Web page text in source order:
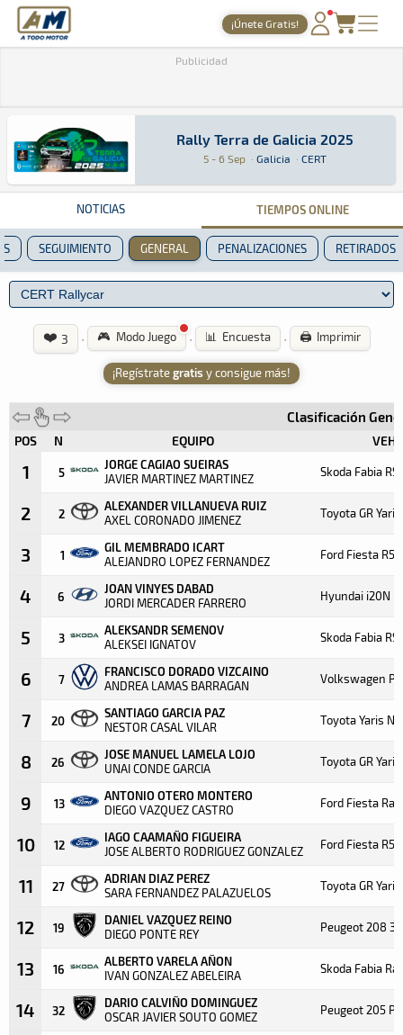
A Todo Motor · Revista del motor desde 1999
¡Únete Gratis!
NOTICIAS
AGENDA
GALERÍAS
TIENDA
ARCHIVO
Publicidad
Rally Terra de Galicia 2025
Rally Terra de Galicia 2025
5 - 6 Sep · Galicia · CERT
Tierra · Rally Terra de Galicia 2025 ·
Galicia
NOTICIAS TIEMPOS ONLINE
SEGUIMIENTO GENERAL PENALIZACIONES RETIRADOS
❤️ 3 · 🎮 Modo Juego · 📊 Encuesta · 🖨️ Imprimir
¡Regístrategratis y consigue más!
Clasificación
POS N EQUIPO
1 5
JORGE CAGIAO SUEIRAS
JAVIER MARTINEZ MARTINEZ Skoda Fabia
2 2
ALEXANDER VILLANUEVA RUIZ
AXEL CORONADO JIMENEZ Toyota GR
3 1
GIL MEMBRADO ICART
ALEJANDRO LOPEZ FERNANDEZ Ford Fiesta R5
4 6
JOAN VINYES DABAD
JORDI MERCADER FARRERO Hyundai i20N
5 3
ALEKSANDR SEMENOV
ALEKSEI IGNATOV Skoda Fabia
6 7
FRANCISCO DORADO VIZCAINO
ANDREA LAMAS BARRAGAN Volkswagen
7 20
SANTIAGO GARCIA PAZ
NESTOR CASAL VILAR Toyota Yaris N5
8 26
JOSE MANUEL LAMELA LOJO
UNAI CONDE GARCIA Toyota GR
9 13
ANTONIO OTERO MONTERO
DIEGO VAZQUEZ CASTRO Ford Fiesta
10 12
IAGO CAAMAÑO FIGUEIRA
JOSE ALBERTO RODRIGUEZ GONZALEZ Ford Fiesta R5
11 27
ADRIAN DIAZ PEREZ
SARA FERNANDEZ PALAZUELOS Toyota GR
12 19
DANIEL VAZQUEZ REINO
DIEGO PONTE REY Peugeot 208
13 16
ALBERTO VARELA AÑON
IVAN GONZALEZ ABELEIRA Skoda Fabia
14 32
DARIO CALVIÑO DOMINGUEZ
OSCAR JAVIER SOUTO GOMEZ Peugeot 205